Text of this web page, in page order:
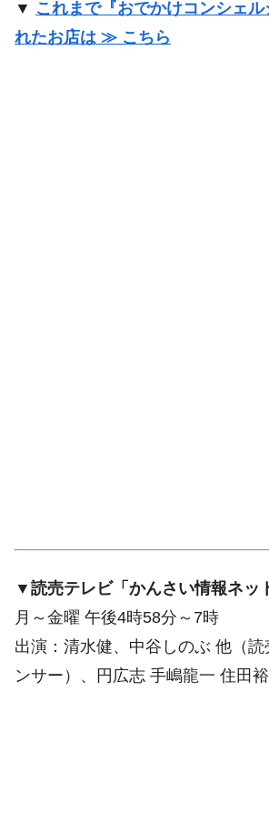
▼ これまで『おでかけコンシェル
れたお店は ≫ こちら
▼読売テレビ「かんさい情報ネッ
月～金曜 午後4時58分～7時
出演：清水健、中谷しのぶ 他（
ンサー）、円広志 手嶋龍一 住田